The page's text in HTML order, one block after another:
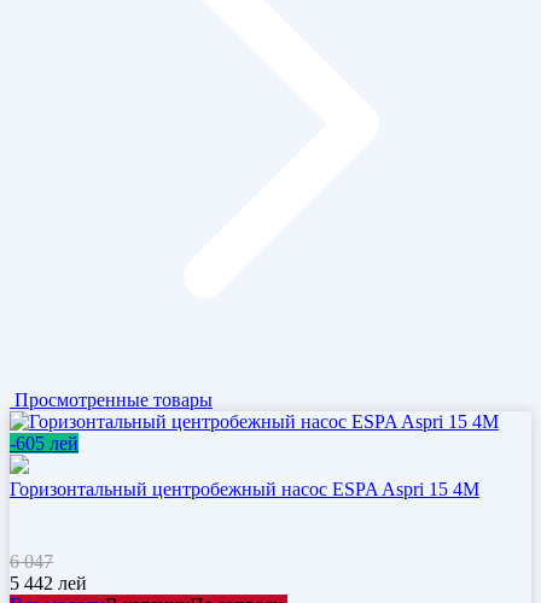
Просмотренные товары
-605 лей
Горизонтальный центробежный насос ESPA Aspri 15 4M
6 047
5 442 лей